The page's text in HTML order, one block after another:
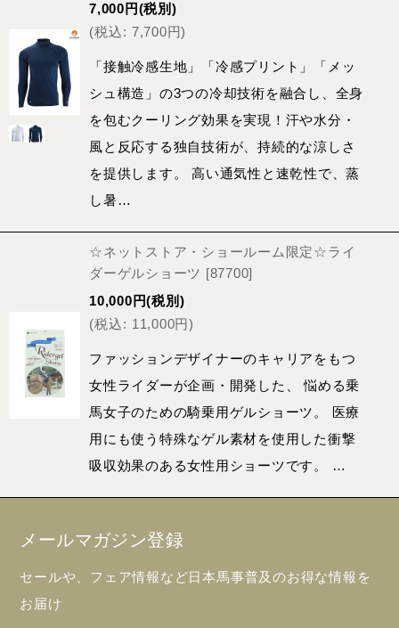
7,000 円(税別)
(税込: 7,700円)
「接触冷感生地」「冷感プリント」「メッ
シュ構造」の3つの冷却技術を融合し、全身
を包むクーリング効果を実現！汗や水分・
風と反応する独自技術が、持続的な涼しさ
を提供します。 高い通気性と速乾性で、蒸
し暑…
☆ネットストア・ショールーム限定☆ライ
ダーゲルショーツ [87700]
10,000 円(税別)
(税込: 11,000円)
ファッションデザイナーのキャリアをもつ
女性ライダーが企画・開発した、 悩める乗
馬女子のための騎乗用ゲルショーツ。 医療
用にも使う特殊なゲル素材を使用した衝撃
吸収効果のある女性用ショーツです。 …
メールマガジン登録
セールや、フェア情報など日本馬事普及のお得な情報を
お届け